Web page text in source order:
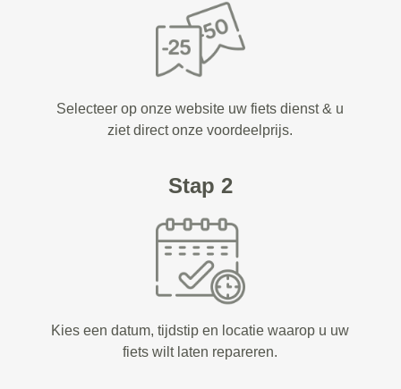
Selecteer op onze website uw fiets dienst & u
ziet direct onze voordeelprijs.
Stap 2
Kies een datum, tijdstip en locatie waarop u uw
fiets wilt laten repareren.